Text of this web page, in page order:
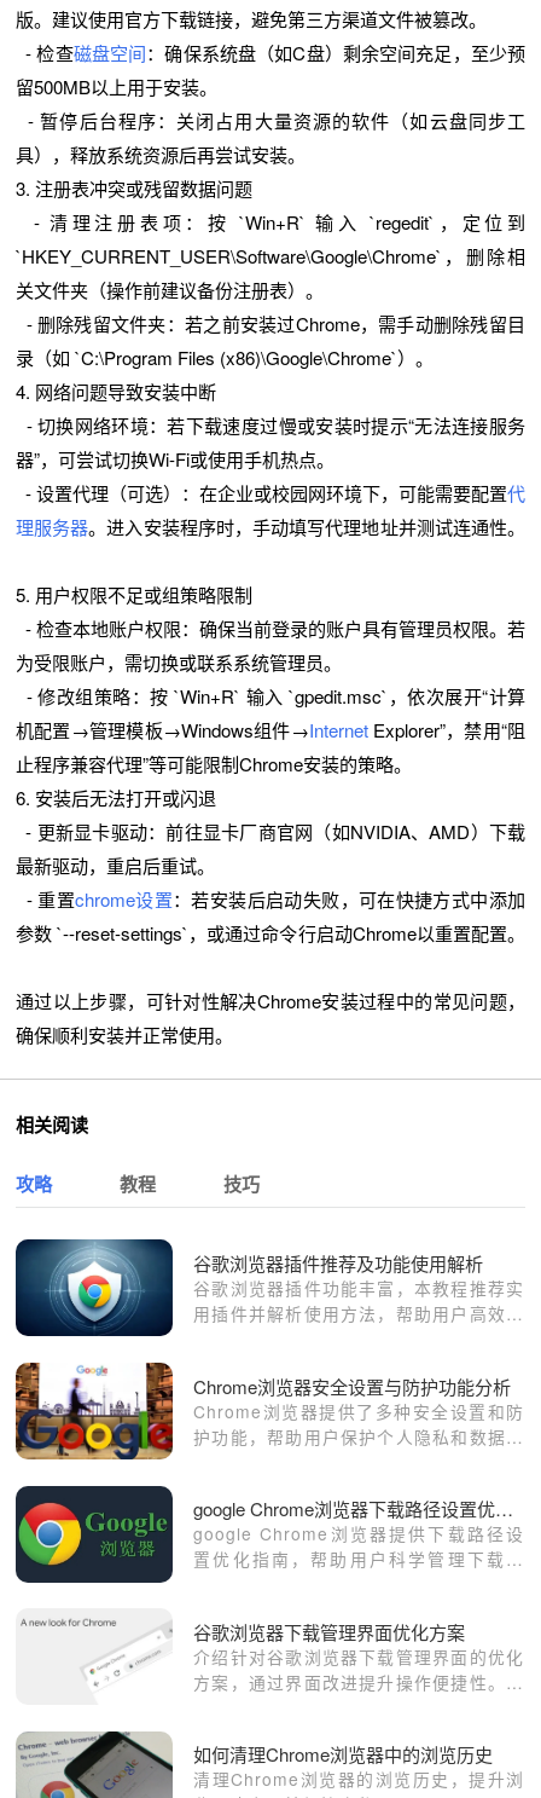
版。建议使用官方下载链接，避免第三方渠道文件被篡改。
- 检查磁盘空间：确保系统盘（如C盘）剩余空间充足，至少预
留500MB以上用于安装。
- 暂停后台程序：关闭占用大量资源的软件（如云盘同步工
具），释放系统资源后再尝试安装。
3. 注册表冲突或残留数据问题
- 清理注册表项：按 `Win+R` 输入 `regedit`，定位到
`HKEY_CURRENT_USER\Software\Google\Chrome`，删除相
关文件夹（操作前建议备份注册表）。
- 删除残留文件夹：若之前安装过Chrome，需手动删除残留目
录（如 `C:\Program Files (x86)\Google\Chrome`）。
4. 网络问题导致安装中断
- 切换网络环境：若下载速度过慢或安装时提示“无法连接服务
器”，可尝试切换Wi-Fi或使用手机热点。
- 设置代理（可选）：在企业或校园网环境下，可能需要配置代
理服务器。进入安装程序时，手动填写代理地址并测试连通性。
5. 用户权限不足或组策略限制
- 检查本地账户权限：确保当前登录的账户具有管理员权限。若
为受限账户，需切换或联系系统管理员。
- 修改组策略：按 `Win+R` 输入 `gpedit.msc`，依次展开“计算
机配置→管理模板→Windows组件→InternetExplorer”，禁用“阻
止程序兼容代理”等可能限制Chrome安装的策略。
6. 安装后无法打开或闪退
- 更新显卡驱动：前往显卡厂商官网（如NVIDIA、AMD）下载
最新驱动，重启后重试。
- 重置chrome设置：若安装后启动失败，可在快捷方式中添加
参数 `--reset-settings`，或通过命令行启动Chrome以重置配置。
通过以上步骤，可针对性解决Chrome安装过程中的常见问题，
确保顺利安装并正常使用。
相关阅读
攻略 教程 技巧
谷歌浏览器插件推荐及功能使用解析
谷歌浏览器插件功能丰富，本教程推荐实
用插件并解析使用方法，帮助用户高效扩
Chrome浏览器安全设置与防护功能分析
Chrome浏览器提供了多种安全设置和防
护功能，帮助用户保护个人隐私和数据安
google Chrome浏览器下载路径设置优化实用指南
google Chrome浏览器提供下载路径设
置优化指南，帮助用户科学管理下载目
谷歌浏览器下载管理界面优化方案
介绍针对谷歌浏览器下载管理界面的优化
方案，通过界面改进提升操作便捷性。让
如何清理Chrome浏览器中的浏览历史
清理Chrome浏览器的浏览历史，提升浏